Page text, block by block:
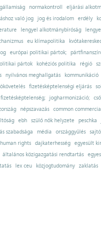
normakontroll
eljárási
való jog jog és irodalom erdély
lengyel alkotmánybíróság
eu klímapolitika
európai politikai pártok;
pártok kohéziós politika régió
nyilvános meghallgatás
kommunikáció
fizetésképtelenségi eljárás
fizetésképtelenség; jogharmonizáció;
népszavazás common
ebh szülő nők helyzete
peschka
szabadsága média országgyűlés
rights dajkaterhesség
egyesült
általános közigazgatási rendtartás
lex ceu közjogtudomány zaklatás